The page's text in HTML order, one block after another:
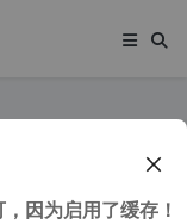
因为启用了缓存！